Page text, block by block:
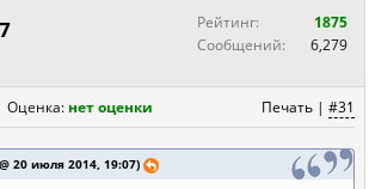
Рейтинг:
1875
Сообщений:
6,279
Печать | #31
Оценка: нет оценки
20 июля 2014, 19:07)